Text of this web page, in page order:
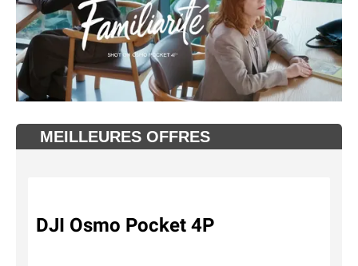
MEILLEURES OFFRES
DJI Osmo Pocket 4P